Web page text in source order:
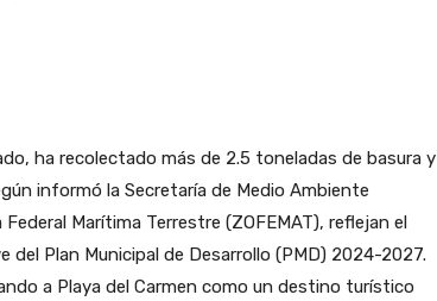
ha recolectado más de 2.5 toneladas de basura y
informó la Secretaría de Medio Ambiente
Marítima Terrestre (ZOFEMAT), reflejan el
Plan Municipal de Desarrollo (PMD) 2024-2027.
a Playa del Carmen como un destino turístico